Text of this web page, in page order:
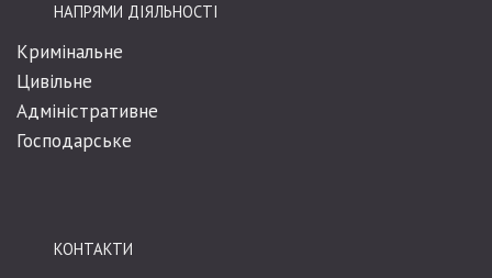
НАПРЯМИ ДІЯЛЬНОСТІ
Кримінальне
Цивільне
Адміністративне
Господарське
КОНТАКТИ